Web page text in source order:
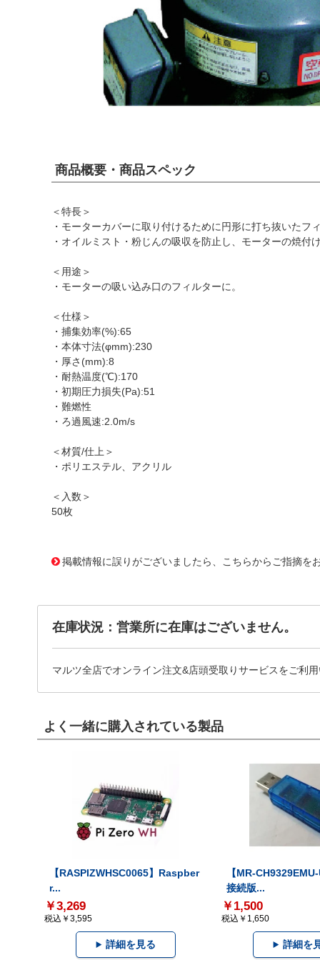
商品概要・商品スペック
＜特長＞
・モーターカバーに取り付けるために円形に打ち抜いたフ
・オイルミスト・粉じんの吸収を防止し、モーターの焼付
＜用途＞
・モーターの吸い込み口のフィルターに。
＜仕様＞
・捕集効率(%):65
・本体寸法(φmm):230
・厚さ(mm):8
・耐熱温度(℃):170
・初期圧力損失(Pa):51
・難燃性
・ろ過風速:2.0m/s
＜材質/仕上＞
・ポリエステル、アクリル
＜入数＞
50枚
掲載情報に誤りがございましたら、こちらからご指摘を
在庫状況：営業所に在庫はございません。
マルツ全店でオンライン注文&店頭受取りサービスをご利
よく一緒に購入されている製品
【RASPIZWHSC0065】Raspber
r...
￥3,269
税込￥3,595
詳細を見る
【MR-
接続版...
￥1,500
税込￥1,650
詳細を